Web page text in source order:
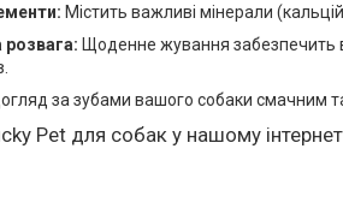
Містить важливі мінерали
Щоденне жування забезпечить
за зубами вашого собаки смачним
Pet для собак у нашому